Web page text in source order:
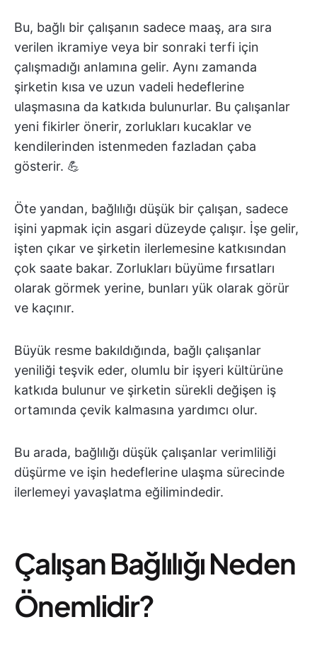
Bu, bağlı bir çalışanın sadece maaş, ara sıra
verilen ikramiye veya bir sonraki terfi için
çalışmadığı anlamına gelir. Aynı zamanda
şirketin kısa ve uzun vadeli hedeflerine
ulaşmasına da katkıda bulunurlar. Bu çalışanlar
yeni fikirler önerir, zorlukları kucaklar ve
kendilerinden istenmeden fazladan çaba
gösterir. 💪
Öte yandan, bağlılığı düşük bir çalışan, sadece
işini yapmak için asgari düzeyde çalışır. İşe gelir,
işten çıkar ve şirketin ilerlemesine katkısından
çok saate bakar. Zorlukları büyüme fırsatları
olarak görmek yerine, bunları yük olarak görür
ve kaçınır.
Büyük resme bakıldığında, bağlı çalışanlar
yeniliği teşvik eder, olumlu bir işyeri kültürüne
katkıda bulunur ve şirketin sürekli değişen iş
ortamında çevik kalmasına yardımcı olur.
Bu arada, bağlılığı düşük çalışanlar verimliliği
düşürme ve işin hedeflerine ulaşma sürecinde
ilerlemeyi yavaşlatma eğilimindedir.
Çalışan Bağlılığı Neden
Önemlidir?